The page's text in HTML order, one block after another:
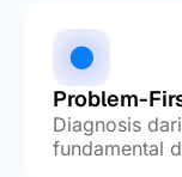
Problem-
Diagnosis
fundamental